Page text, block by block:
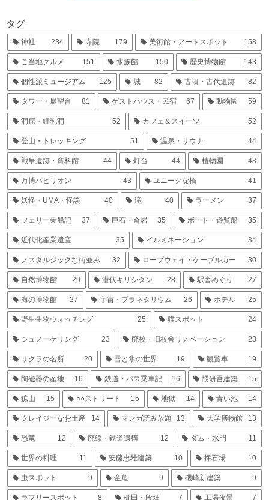
タグ
神社 234 寺院 179 美術館・アートスポット 158
ご当地グルメ 151 水族館 150 歴史博物館 143
個性派ミュージアム 125 城 82 古墳・古代遺跡 82
タワー・展望台 81 ゲストハウス・民宿 67 動物園 59
洞窟・鍾乳洞 52 カフェ＆スイーツ 52
登山・トレッキング 51 温泉・サウナ 44
戦争遺跡・資料館 44 灯台 44 植物園 43
万博パビリオン 43 ユニークな橋 41
妖怪・UMA・怪談 40 滝 40 ラーメン 37
フェリー乗船記 37 巨石・奇岩 35 ボート・遊覧船 35
近代化産業遺産 35 イルミネーション 34
ノスタルジックな街並み 32 ロープウェイ・ケーブルカー 30
自然博物館 29 潜伏キリシタン 28 駅舎めぐり 27
海の博物館 27 宇宙・プラネタリウム 26 ホテル 25
野生生物ウォッチング 25 猫スポット 24
シュノーケリング 23 廃校・旧校舎リノベーション 23
サクラの名所 20 雪と氷の世界 19 観覧車 19
陶磁器の産地 16 鉄道・バス乗車記 16 隈研吾建築 15
鉱山 15 ○○ストリート 15 地獄 14 青い池 14
クレイジーなお土産 14 マンガ読み放題 13 大学博物館 13
恐竜 12 廃線・鉄道遺構 12 ダム・水門 11
世界の料理 11 安藤忠雄建築 10 採石場 10
虫スポット 9 金魚 9 磯崎新建築 9
ラブリースポット 8 棚田・段畑 7 工場夜景 7